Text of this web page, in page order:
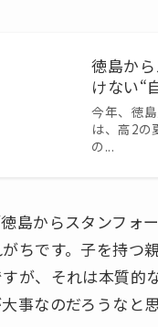
徳島か
けない“
今年、徳
は、高2の
の...
島からスタンフォ
ちです。子を持つ
が、それは本質的
事なのだろうなと